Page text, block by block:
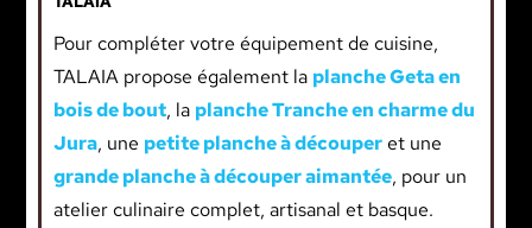
Pour compléter votre équipement de cuisine,
TALAIA propose également la planche Geta en
bois de bout, la planche Tranche en charme du
Jura, une petite planche à découperet une
grande planche à découper aimantée, pour un
atelier culinaire complet, artisanal et basque.